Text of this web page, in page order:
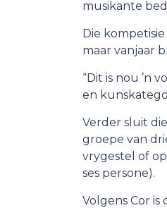
musikante
Die
maar vanjaar
“Dit is nou ’n
en
Verder sluit
groepe van
vrygestel of
ses persone).
Volgens Cor is